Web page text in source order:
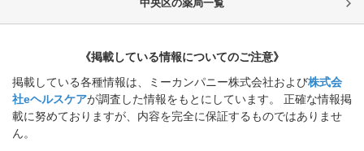
中央区の薬局一覧
《掲載している情報についてのご注意》
掲載している各種情報は、ミーカンパニー株式会社および株式会
社eヘルスケアが調査した情報をもとにしています。 正確な情報掲
載に努めておりますが、内容を完全に保証するものではありませ
ん。